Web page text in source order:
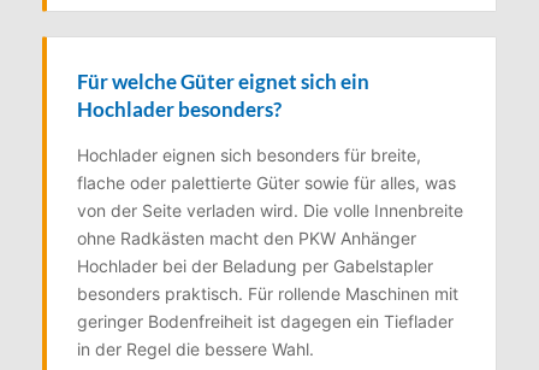
Für welche Güter eignet sich ein
Hochlader besonders?
Hochlader eignen sich besonders für breite,
flache oder palettierte Güter sowie für alles, was
von der Seite verladen wird. Die volle Innenbreite
ohne Radkästen macht den PKW Anhänger
Hochlader bei der Beladung per Gabelstapler
besonders praktisch. Für rollende Maschinen mit
geringer Bodenfreiheit ist dagegen ein Tieflader
in der Regel die bessere Wahl.